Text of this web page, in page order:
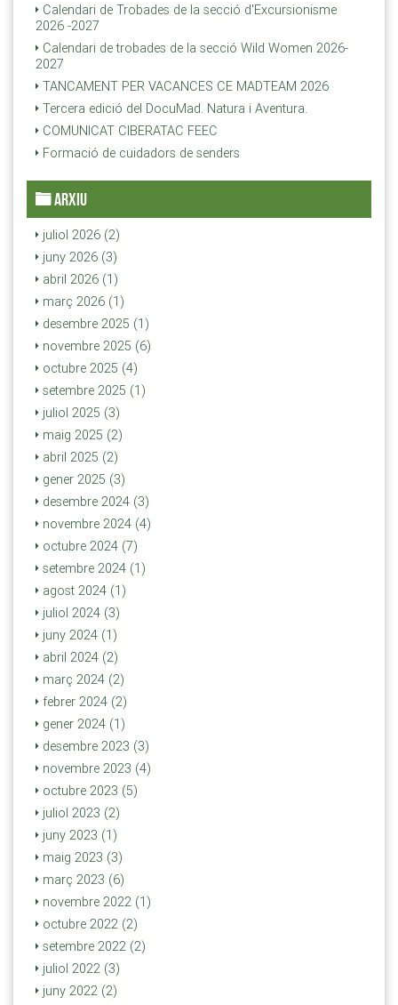
Calendari de Trobades de la secció d'Excursionisme
2026 -2027
Calendari de trobades de la secció Wild Women 2026-
2027
TANCAMENT PER VACANCES CE MADTEAM 2026
Tercera edició del DocuMad. Natura i Aventura.
COMUNICAT CIBERATAC FEEC
Formació de cuidadors de senders
ARXIU
juliol 2026 (2)
juny 2026 (3)
abril 2026 (1)
març 2026 (1)
desembre 2025 (1)
novembre 2025 (6)
octubre 2025 (4)
setembre 2025 (1)
juliol 2025 (3)
maig 2025 (2)
abril 2025 (2)
gener 2025 (3)
desembre 2024 (3)
novembre 2024 (4)
octubre 2024 (7)
setembre 2024 (1)
agost 2024 (1)
juliol 2024 (3)
juny 2024 (1)
abril 2024 (2)
març 2024 (2)
febrer 2024 (2)
gener 2024 (1)
desembre 2023 (3)
novembre 2023 (4)
octubre 2023 (5)
juliol 2023 (2)
juny 2023 (1)
maig 2023 (3)
març 2023 (6)
novembre 2022 (1)
octubre 2022 (2)
setembre 2022 (2)
juliol 2022 (3)
juny 2022 (2)